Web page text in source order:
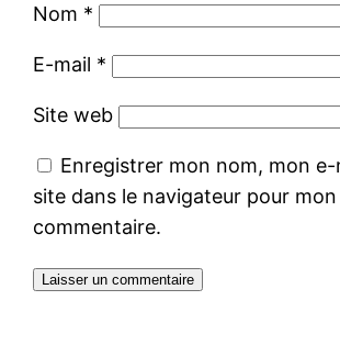
Nom *
E-mail *
Site web
Enregistrer mon nom, mon
site dans le navigateur pour
commentaire.